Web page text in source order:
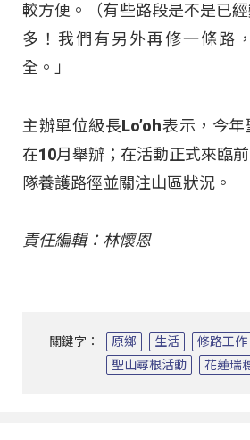
較方便。（有些路段是不是已
多！我們有另外再修一條路
全。」
主辦單位級長Lo’oh表示，今
在10月舉辦；在活動正式來臨
隊養護路徑並關注山區狀況。
責任編輯：林懷恩
關鍵字： 原鄉 生活 修路工作
聖山尋根活動
花蓮瑞